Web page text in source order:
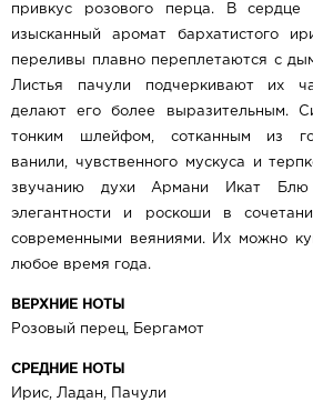
привкус розового перца. В сердце
изысканный аромат бархатистого
переливы плавно переплетаются с
Листья пачули подчеркивают их
делают его более выразительным.
тонким шлейфом, сотканным из
ванили, чувственного мускуса и
звучанию духи Армани Икат Блю
элегантности и роскоши в
современными веяниями. Их можно
любое время года.
ВЕРХНИЕ НОТЫ
Розовый перец, Бергамот
СРЕДНИЕ НОТЫ
Ирис, Ладан, Пачули